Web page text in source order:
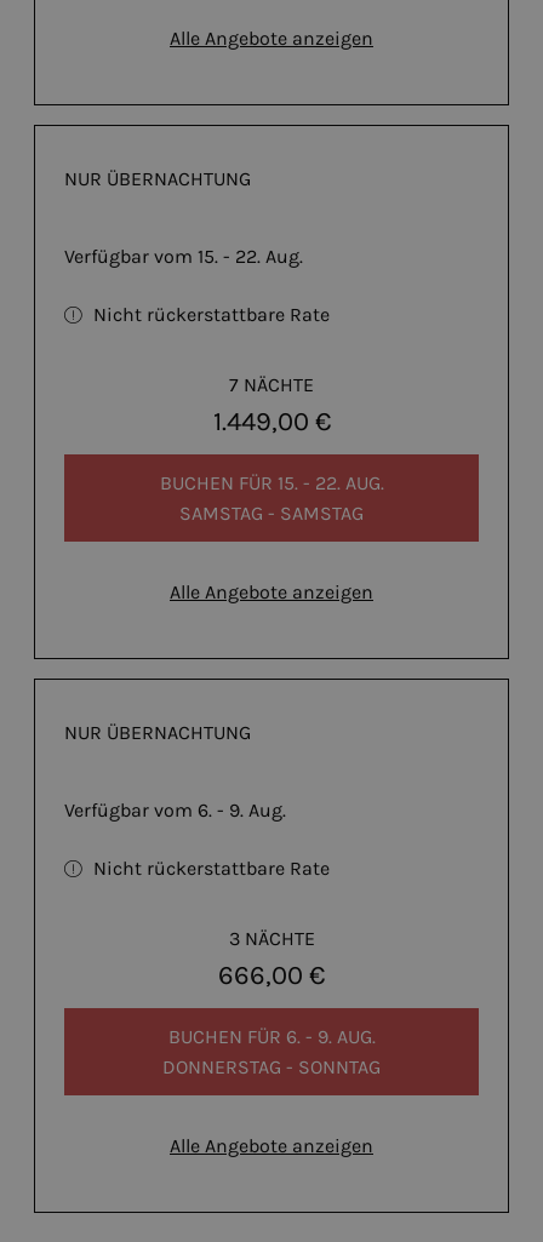
Alle Angebote anzeigen
NUR ÜBERNACHTUNG
Verfügbar vom 15. - 22. Aug.
Nicht rückerstattbare Rate
7 NÄCHTE
1.449,00 €
BUCHEN FÜR 15. - 22. AUG.
SAMSTAG - SAMSTAG
Alle Angebote anzeigen
NUR ÜBERNACHTUNG
Verfügbar vom 6. - 9. Aug.
Nicht rückerstattbare Rate
3 NÄCHTE
666,00 €
BUCHEN FÜR 6. - 9. AUG.
DONNERSTAG - SONNTAG
Alle Angebote anzeigen